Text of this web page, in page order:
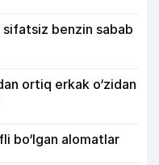
benzin sabab
ortiq erkak o‘zidan
bo‘lgan alomatlar